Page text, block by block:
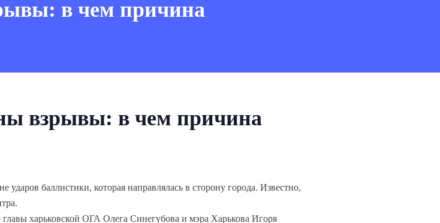
в чем причина
взрывы: в чем причина
баллистики, которая направлялась в сторону города. Известно,
харьковской ОГА Олега Синегубова и мэра Харькова Игоря